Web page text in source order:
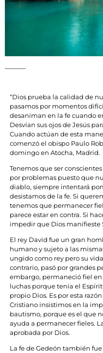
“Dios prueba la calidad de
pasamos por momentos
desaniman en la fe cuando
Desvían sus ojos de Jesús
Cuando actúan de esta
comenzó el obispo Paulo
domingo en Atocha, Madrid.
Tenemos que ser
por problemas puesto que
diablo, siempre intentará
desistamos de la fe. Si
tenemos que permanecer
parece estar en contra. Si
impedir que Dios manifieste
El rey David fue un gran
humano y sujeto a las
ungido como rey pero su
contrario, pasó por grandes
embargo, permaneció fiel
luchas porque tenía el
propio Dios. Es por esta
Cristiano insistimos en la
bautismo, porque es el que
ayuda a permanecer fieles.
aprobada por Dios.
La fe de Gedeón también